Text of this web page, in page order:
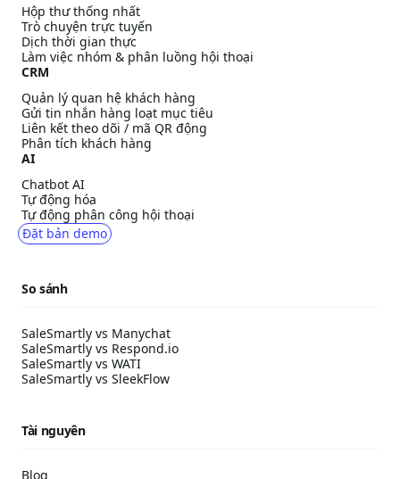
Hộp thư thống nhất
Trò chuyện trực tuyến
Dịch thời gian thực
Làm việc nhóm & phân luồng hội thoại
CRM
Quản lý quan hệ khách hàng
Gửi tin nhắn hàng loạt mục tiêu
Liên kết theo dõi / mã QR động
Phân tích khách hàng
AI
Chatbot AI
Tự động hóa
Tự động phân công hội thoại
Đặt bản demo
So sánh
SaleSmartly vs Manychat
SaleSmartly vs Respond.io
SaleSmartly vs WATI
SaleSmartly vs SleekFlow
Tài nguyên
Blog